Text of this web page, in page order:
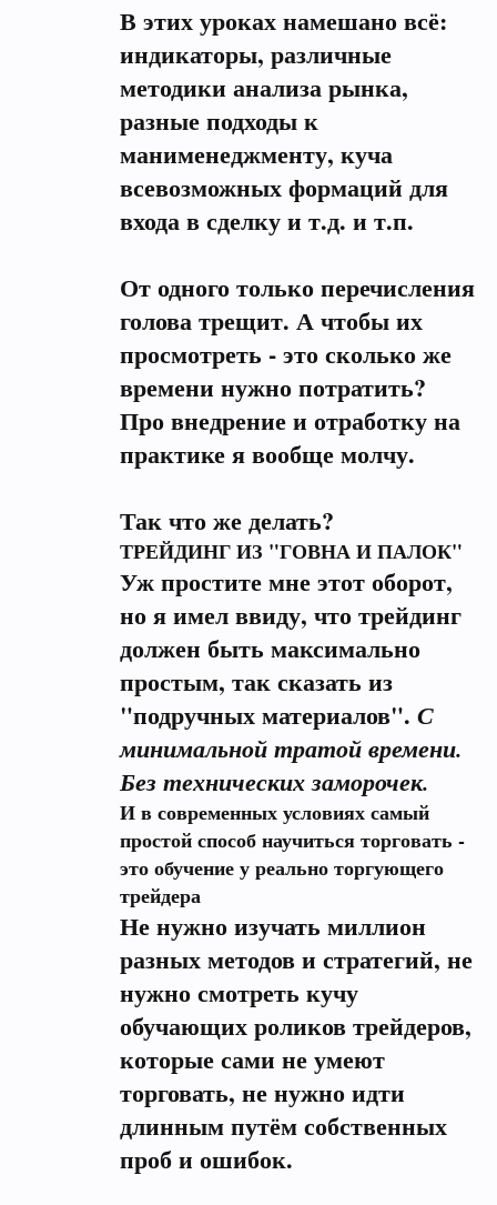
В этих уроках намешано всё:
индикаторы, различные
методики анализа рынка,
разные подходы к
манименеджменту, куча
всевозможных формаций для
входа в сделку и т.д. и т.п.
От одного только перечисления
голова трещит. А чтобы их
просмотреть - это сколько же
времени нужно потратить?
Про внедрение и отработку на
практике я вообще молчу.
Так что же делать?
ТРЕЙДИНГ ИЗ "ГОВНА И ПАЛОК"
Уж простите мне этот оборот,
но я имел ввиду, что трейдинг
должен быть максимально
простым, так сказать из
"подручных материалов". С
минимальной тратой времени.
Без технических заморочек.
И в современных условиях самый
простой способ научиться торговать -
это обучение у реально торгующего
трейдера
Не нужно изучать миллион
разных методов и стратегий, не
нужно смотреть кучу
обучающих роликов трейдеров,
которые сами не умеют
торговать, не нужно идти
длинным путём собственных
проб и ошибок.